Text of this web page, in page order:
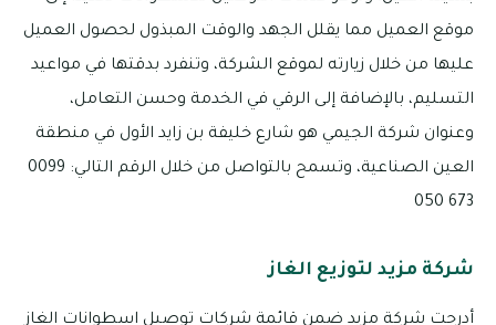
موقع العميل مما يقلل الجهد والوقت المبذول لحصول العميل
عليها من خلال زيارته لموقع الشركة، وتنفرد بدقتها في مواعيد
التسليم، بالإضافة إلى الرقي في الخدمة وحسن التعامل،
وعنوان شركة الجيمي هو شارع خليفة بن زايد الأول في منطقة
العين الصناعية، وتسمح بالتواصل من خلال الرقم التالي: 0099
673 050
شركة مزيد لتوزيع الغاز
أدرجت شركة مزيد ضمن قائمة شركات توصيل اسطوانات الغاز